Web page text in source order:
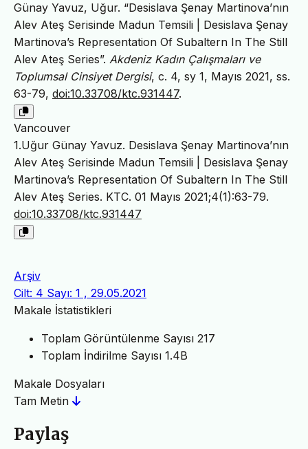
Günay Yavuz, Uğur. “Desislava Şenay Martinova’nın
Alev Ateş Serisinde Madun Temsili | Desislava Şenay
Martinova’s Representation Of Subaltern In The Still
Alev Ateş Series”. Akdeniz Kadın Çalışmaları ve
Toplumsal Cinsiyet Dergisi, c. 4, sy 1, Mayıs 2021, ss.
63-79, doi:10.33708/ktc.931447.
Vancouver
1.Uğur Günay Yavuz. Desislava Şenay Martinova’nın
Alev Ateş Serisinde Madun Temsili | Desislava Şenay
Martinova’s Representation Of Subaltern In The Still
Alev Ateş Series. KTC. 01 Mayıs 2021;4(1):63-79.
doi:10.33708/ktc.931447
Arşiv
Cilt: 4 Sayı: 1 , 29.05.2021
Makale İstatistikleri
Toplam Görüntülenme Sayısı 217
Toplam İndirilme Sayısı 1.4B
Makale Dosyaları
Tam Metin
Paylaş